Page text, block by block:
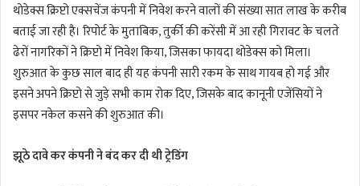
थोडेक्स क्रिप्टो एक्सचेंज कंपनी में निवेश करने वालों की संख्या सात लाख के करीब
बताई जा रही है। रिपोर्ट के मुताबिक, तुर्की की करेंसी में आ रही गिरावट के चलते
ढेरों नागरिकों ने क्रिप्टो में निवेश किया, जिसका फायदा थोडेक्स को मिला।
शुरुआत के कुछ साल बाद ही यह कंपनी सारी रकम के साथ गायब हो गई और
इसने अपने क्रिप्टो से जुड़े सभी काम रोक दिए, जिसके बाद कानूनी एजेंसियों ने
इसपर नकेल कसने की शुरुआत की।
झूठे दावे कर कंपनी ने बंद कर दी थी ट्रेडिंग